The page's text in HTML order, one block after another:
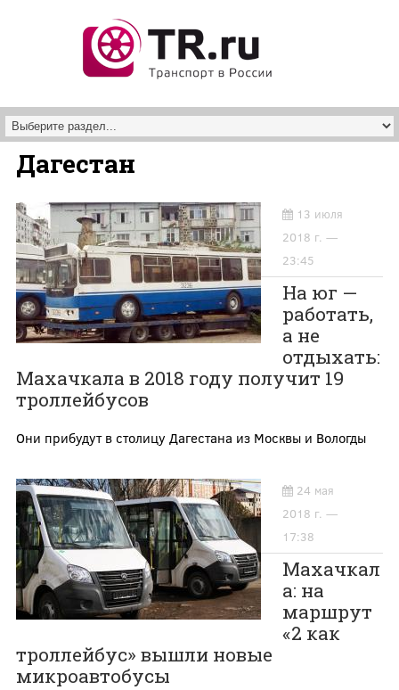
Дагестан
13 июля
2018 г. —
23:45
На юг —
работать,
а не
отдыхать:
Махачкала в 2018 году получит 19
троллейбусов
Они прибудут в столицу Дагестана из Москвы и Вологды
24 мая
2018 г. —
17:38
Махачкал
а: на
маршрут
«2 как
троллейбус» вышли новые
микроавтобусы